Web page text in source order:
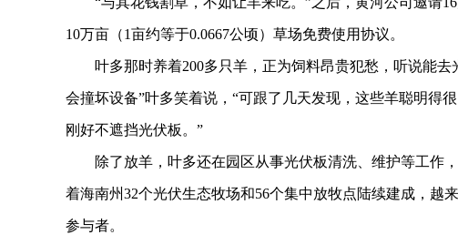
10万亩（1亩约等于0.0667公顷）草场免费使用协议。
叶多那时养着200多只羊，正为饲料昂贵犯愁，听说能去
会撞坏设备”叶多笑着说，“可跟了几天发现，这些羊聪明得
刚好不遮挡光伏板。”
除了放羊，叶多还在园区从事光伏板清洗、维护等工作，
着海南州32个光伏生态牧场和56个集中放牧点陆续建成，越
参与者。